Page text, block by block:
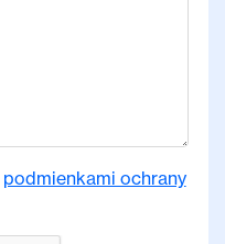
podmienkami ochrany